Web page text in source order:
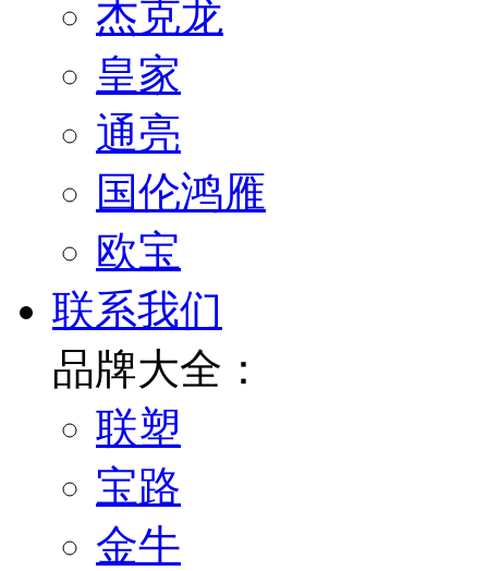
杰克龙
皇家
通亮
国伦鸿雁
欧宝
联系我们
品牌大全：
联塑
宝路
金牛